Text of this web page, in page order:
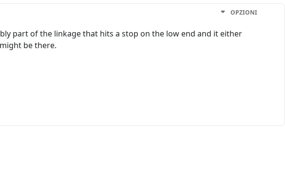
OPZIONI
part of the linkage that hits a stop on the low end and it either
be there.